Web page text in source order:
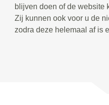
blijven doen of de website
Zij kunnen ook voor u de
zodra deze helemaal af is